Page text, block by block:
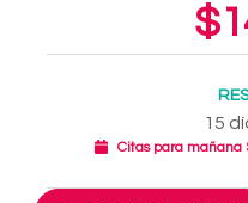
15
Citas para mañana